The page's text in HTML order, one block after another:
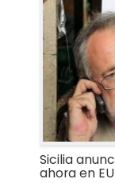
Sicilia
ahora en EU